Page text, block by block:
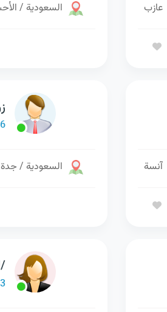
عازب السعودية /
آنسة
46
السعودية / جدة
43